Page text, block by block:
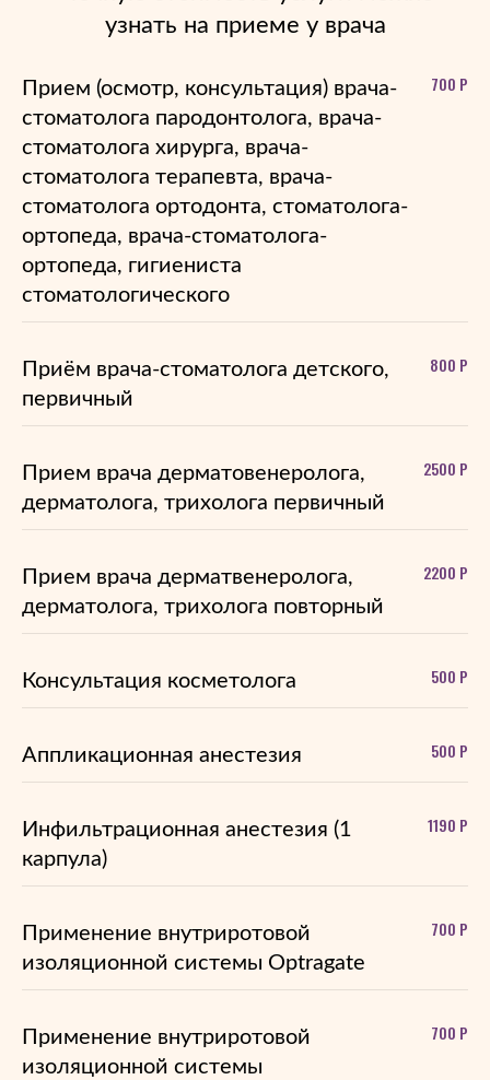
узнать на приеме у врача
Прием (осмотр, консультация) врача-
стоматолога пародонтолога, врача-
стоматолога хирурга, врача-
стоматолога терапевта, врача-
стоматолога ортодонта, стоматолога-
ортопеда, врача-стоматолога-
ортопеда, гигиениста
стоматологического
700 Р
Приём врача-стоматолога детского,
первичный
800 Р
Прием врача дерматовенеролога,
дерматолога, трихолога первичный
2500 Р
Прием врача дерматвенеролога,
дерматолога, трихолога повторный
2200 Р
Консультация косметолога 500 Р
Аппликационная анестезия 500 Р
Инфильтрационная анестезия (1
карпула)
1190 Р
Применение внутриротовой
изоляционной системы Optragate
700 Р
Применение внутриротовой
изоляционной системы
700 Р